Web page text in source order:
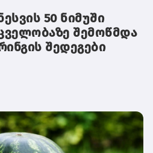
50 ნიმუში
შემოწმდა
შედეგები